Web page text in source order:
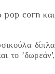
pop corn και
δίπλα
το 'δωρεάν',